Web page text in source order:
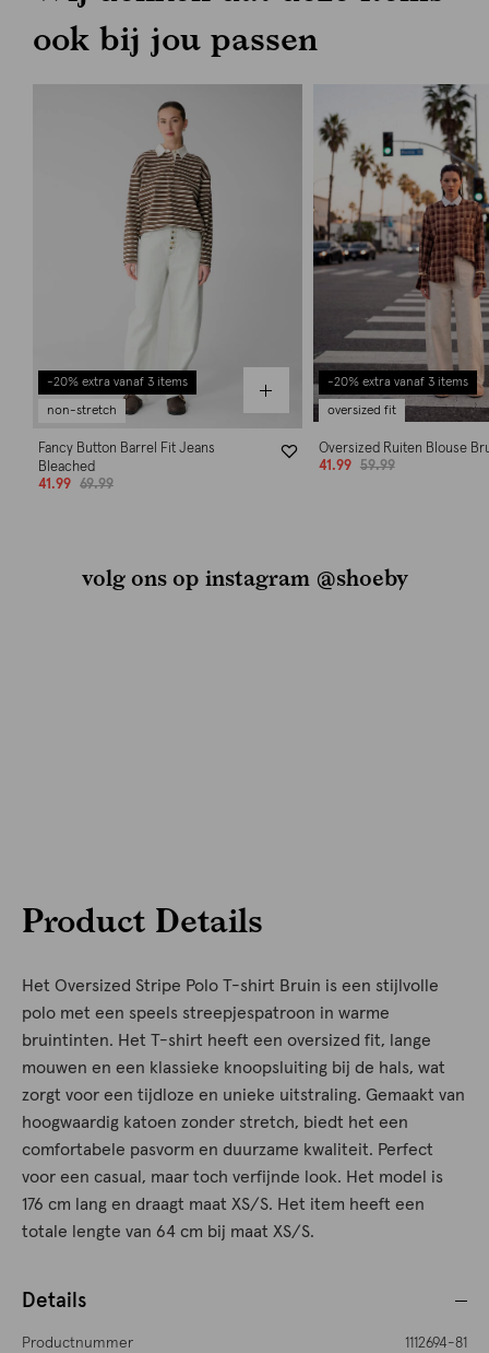
ook bij jou passen
-20% extra vanaf 3 items
non-stretch
Fancy Button Barrel Fit Jeans
Bleached
41.99
69.99
-20% extra vanaf 3 items
oversized fit
Oversized Ruiten Blouse
41.99
59.99
volg ons op instagram @shoeby
Product Details
Het Oversized Stripe Polo T-shirt Bruin is een stijlvolle
polo met een speels streepjespatroon in warme
bruintinten. Het T-shirt heeft een oversized fit, lange
mouwen en een klassieke knoopsluiting bij de hals, wat
zorgt voor een tijdloze en unieke uitstraling. Gemaakt van
hoogwaardig katoen zonder stretch, biedt het een
comfortabele pasvorm en duurzame kwaliteit. Perfect
voor een casual, maar toch verfijnde look. Het model is
176 cm lang en draagt maat XS/S. Het item heeft een
totale lengte van 64 cm bij maat XS/S.
Details
Productnummer
1112694-81